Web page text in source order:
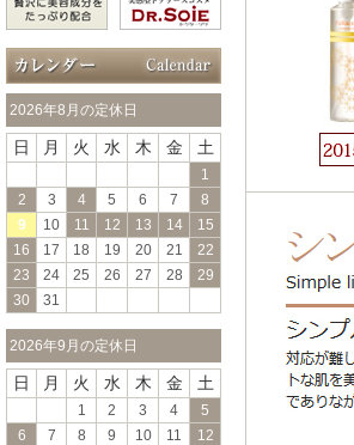
2026年8月の定休日
日 月 火 水 木 金 土
1
2
3 4 5 6 7
8
9
10 11 12 13 14
15
16
17 18 19 20 21
22
23
24 25 26 27 28
29
30
31
2026年9月の定休日
日 月 火 水 木 金 土
1 2 3 4
5
6
7 8 9 10 11
12